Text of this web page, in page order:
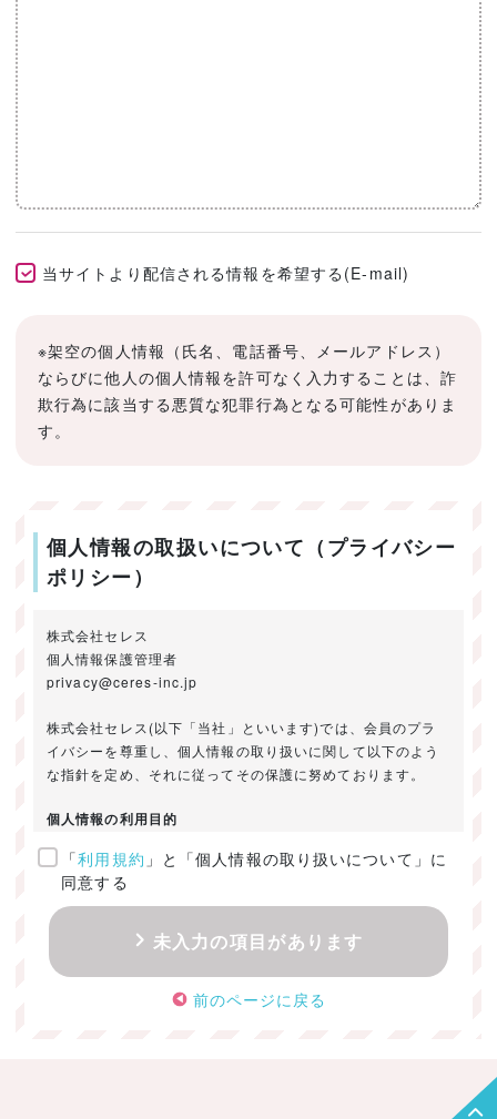
当サイトより配信される情報を希望する(E-mail)
※架空の個人情報（氏名、電話番号、メールアドレス）
ならびに他人の個人情報を許可なく入力することは、詐
欺行為に該当する悪質な犯罪行為となる可能性がありま
す。
個人情報の取扱いについて（プライバシー
ポリシー）
株式会社セレス
個人情報保護管理者
privacy@ceres-inc.jp
株式会社セレス(以下「当社」といいます)では、会員のプラ
イバシーを尊重し、個人情報の取り扱いに関して以下のよう
な指針を定め、それに従ってその保護に努めております。
個人情報の利用目的
ご提供いただきました個人情報は、以下のためにのみ利用い
たします。
・お問い合わせに対する回答及び資料送付のご連絡
・当社のお客様向けサービスの提供
・本人確認
・サービスの開発・改善のための分析
「利用規約 」と「個人情報の取り扱いについて」に
同意する
未入力の項目があります
前のページに戻る